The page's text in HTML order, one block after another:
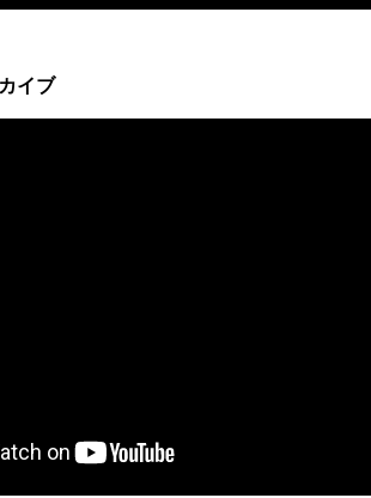
イブ